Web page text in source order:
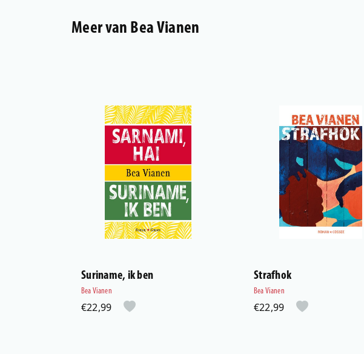
Meer van Bea Vianen
Suriname, ik ben
Bea Vianen
€22,99
Strafhok
Bea Vianen
€22,99